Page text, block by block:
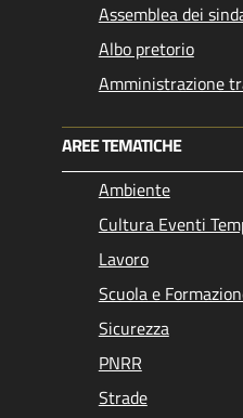
Assemblea dei
Albo pretorio
Amministrazione
AREE TEMATICHE
Ambiente
Cultura Eventi
Lavoro
Scuola e
Sicurezza
PNRR
Strade